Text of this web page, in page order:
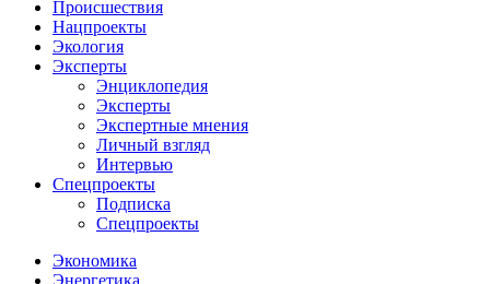
Происшествия
Нацпроекты
Экология
Эксперты
Энциклопедия
Эксперты
Экспертные мнения
Личный взгляд
Интервью
Спецпроекты
Подписка
Спецпроекты
Экономика
Энергетика